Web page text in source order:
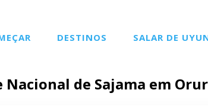
DESTINOS SALAR DE
Nacional de Sajama em